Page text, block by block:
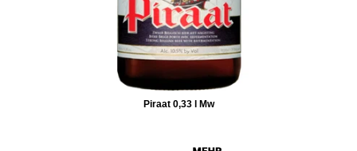
Piraat 0,33 l Mw